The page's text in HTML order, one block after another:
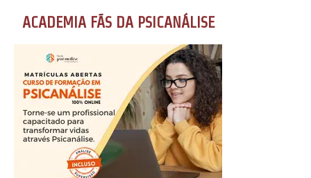
ACADEMIA FÃS DA PSICANÁLISE